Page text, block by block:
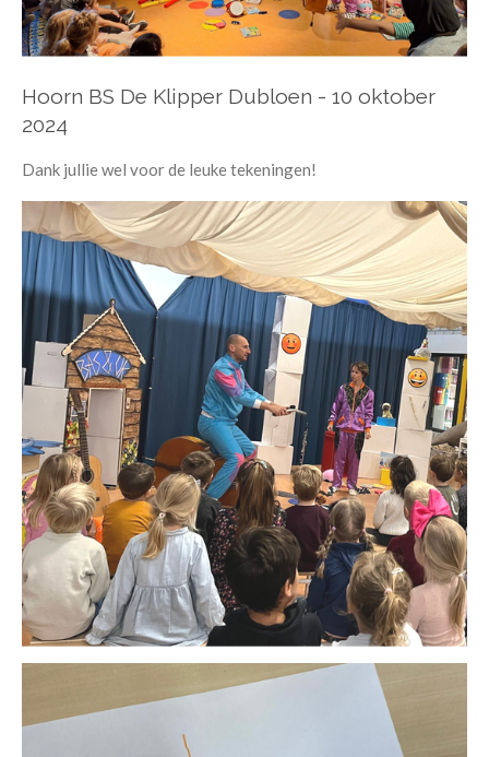
Hoorn BS De Klipper Dubloen - 10 oktober
2024
Dank jullie wel voor de leuke tekeningen!